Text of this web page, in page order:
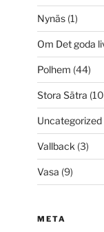
Nynäs(1)
Om Det goda
Polhem (44)
Stora Sätra
Uncategorized
Vallback (3)
Vasa (9)
META